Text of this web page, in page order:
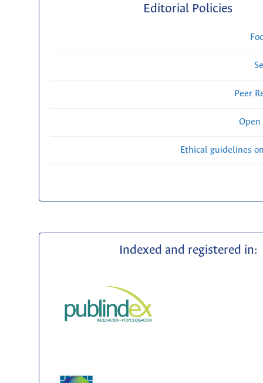
Editorial Policies
Peer
Open
Ethical guidelines
Indexed and registered in: